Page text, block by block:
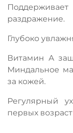
раздражение.
Глубоко
Витамин А
Миндальное
за кожей.
Регулярный
первых